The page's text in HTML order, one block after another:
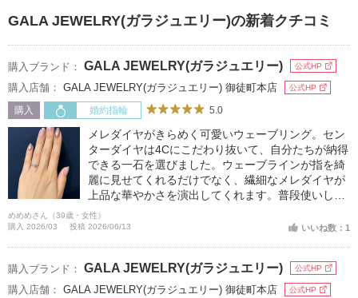
GALA JEWELRY(ガラジュエリー)の新着クチコミ
購入ブランド： GALA JEWELRY(ガラジュエリー) 公式HP
購入店舗： GALA JEWELRY(ガラジュエリー) 御徒町本店 公式HP
購入 婚約指輪 5.0
メレダイヤがきらめく可愛いウェーブリング。セン
ターダイヤは4Cにこだわり抜いて、自分たちが納得
できる一石を選びました。ウェーブラインが指を綺
麗に見せてくれるだけでなく、繊細なメレダイヤが
上品な華やかさを演出してくれます。普段使いしや
すいデザインながら、ふとした瞬間に輝きを感じら
れるところがお気に入りです
めめめさん（39歳・女性）
購入 2026/03
投稿 2026/06/13 いいね数：1
購入ブランド： GALA JEWELRY(ガラジュエリー) 公式HP
購入店舗： GALA JEWELRY(ガラジュエリー) 御徒町本店 公式HP